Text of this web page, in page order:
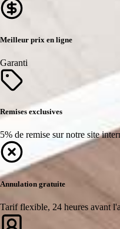
Meilleur prix en ligne
Garanti
Remises exclusives
5% de remise sur notre site
Annulation gratuite
Tarif flexible, 24 heures avant